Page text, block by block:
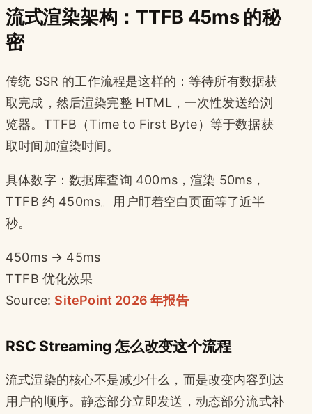
流式渲染架构：TTFB 45ms 的秘
密
传统 SSR 的工作流程是这样的：等待所有数据获
取完成，然后渲染完整 HTML，一次性发送给浏
览器。TTFB（Time to First Byte）等于数据获
取时间加渲染时间。
具体数字：数据库查询 400ms，渲染 50ms，
TTFB 约 450ms。用户盯着空白页面等了近半
秒。
450ms → 45ms
TTFB 优化效果
Source: SitePoint 2026 年报告
RSC Streaming 怎么改变这个流程
流式渲染的核心不是减少什么，而是改变内容到达
用户的顺序。静态部分立即发送，动态部分流式补